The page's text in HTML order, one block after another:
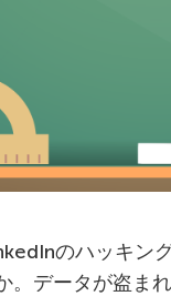
のハッキン
。データが盗ま